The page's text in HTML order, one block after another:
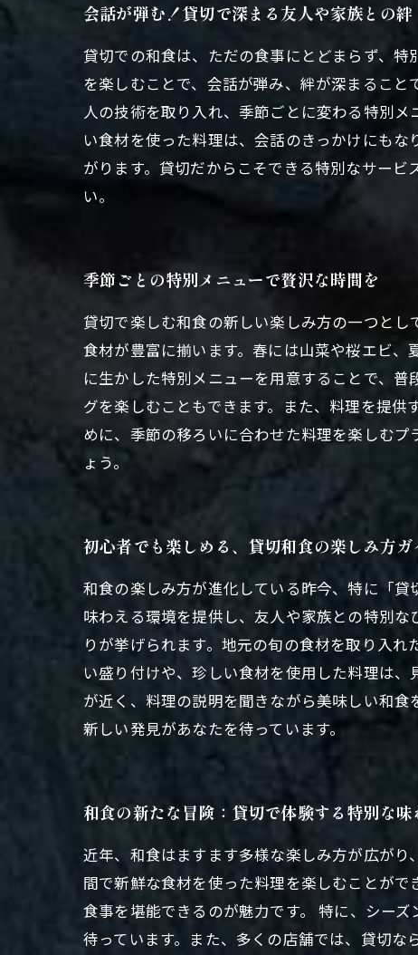
会話が弾む！貸切で深まる友人や家族との絆
貸切での和食は、ただの食事にとどまらず、
を楽しむことで、会話が弾み、絆が深まるこ
人の技術を取り入れ、季節ごとに変わる特別
い食材を使った料理は、会話のきっかけにも
がります。貸切だからこそできる特別なサー
い。
季節ごとの特別メニューで贅沢な時間を
貸切で楽しむ和食の新しい楽しみ方の一つと
食材が豊富に揃います。春には山菜や桜エビ
に生かした特別メニューを用意することで、
グを楽しむこともできます。また、料理を提
めに、季節の移ろいに合わせた料理を楽しむ
ょう。
初心者でも楽しめる、貸切和食の楽しみ方ガ
和食の楽しみ方が進化している昨今、特に「
味わえる環境を提供し、友人や家族との特別
りが挙げられます。地元の旬の食材を取り入
い盛り付けや、珍しい食材を使用した料理は
が近く、料理の説明を聞きながら美味しい和
新しい発見があなたを待っています。
和食の新たな冒険：貸切で体験する特別な味
近年、和食はますます多様な楽しみ方が広が
間で新鮮な食材を使った料理を楽しむことが
食事を堪能できるのが魅力です。 特に、シー
待っています。また、多くの店舗では、貸切